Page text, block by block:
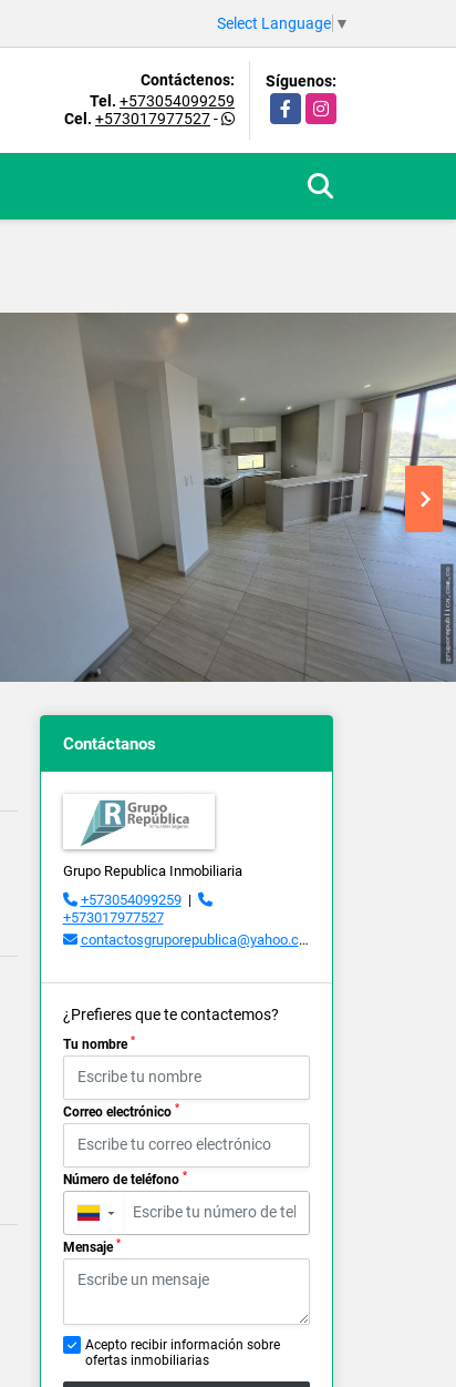
Select Language ▼
Contáctenos:
Tel. +573054099259
Cel. +573017977527-
Síguenos:
FacebookInstagram
Contáctanos
Grupo Republica Inmobiliaria
+573054099259|
+573017977527
contactosgruporepublica@yahoo.com
¿Prefieres que te contactemos?
Tu nombre *
Correo electrónico *
Número de teléfono *
▼
Mensaje *
Acepto recibir información sobre
ofertas inmobiliarias